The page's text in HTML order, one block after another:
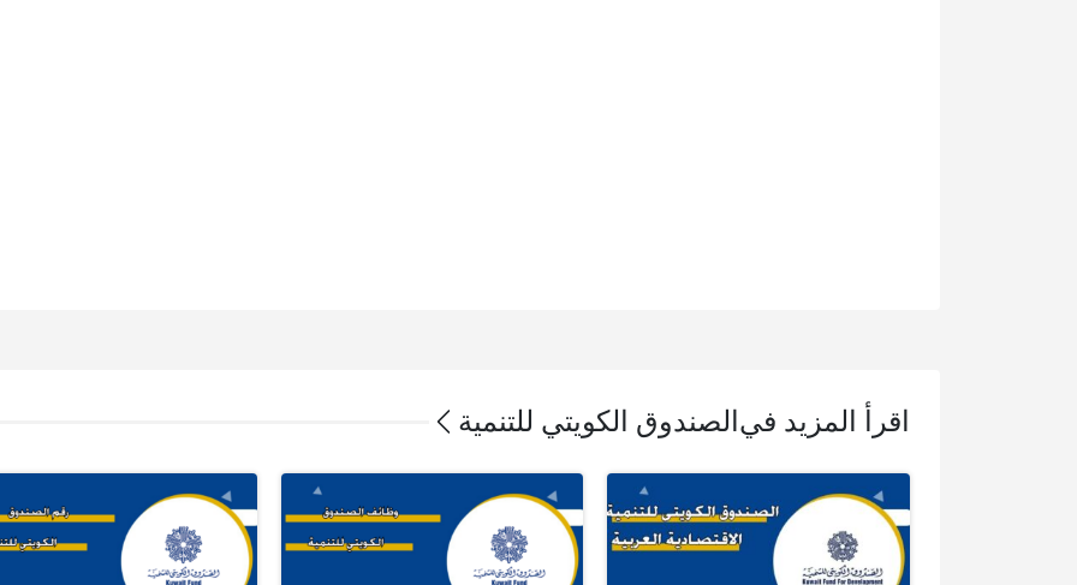
اقرأ المزيد في الصندوق الكويتي للتنمية